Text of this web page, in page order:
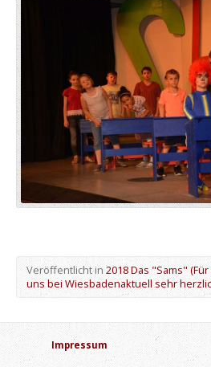
Veröffentlicht in2018 Das "Sams"
uns bei Wiesbadenaktuell sehr
Impressum